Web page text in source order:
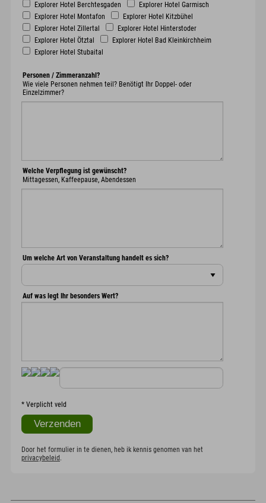
Explorer Hotel Berchtesgaden
Explorer Hotel Garmisch
Explorer Hotel Montafon
Explorer Hotel Kitzbühel
Explorer Hotel Zillertal
Explorer Hotel Hinterstoder
Explorer Hotel Ötztal
Explorer Hotel Bad Kleinkirchheim
Explorer Hotel Stubaital
Personen / Zimmeranzahl?
Wie viele Personen nehmen teil? Benötigt Ihr Doppel- oder
Einzelzimmer?
Welche Verpflegung ist gewünscht?
Mittagessen, Kaffeepause, Abendessen
Um welche Art von Veranstaltung handelt es sich?
Auf was legt Ihr besonders Wert?
* Verplicht veld
Door het formulier in te dienen, heb ik kennis genomen van het
privacybeleid .